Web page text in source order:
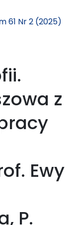
61 Nr 2 (2025)
z
Ewy
P.